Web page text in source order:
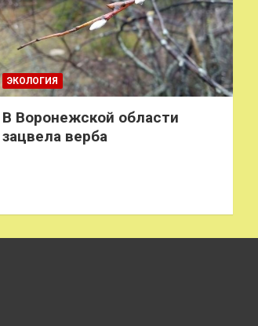
ЭКОЛОГИЯ
В Воронежской области
зацвела верба